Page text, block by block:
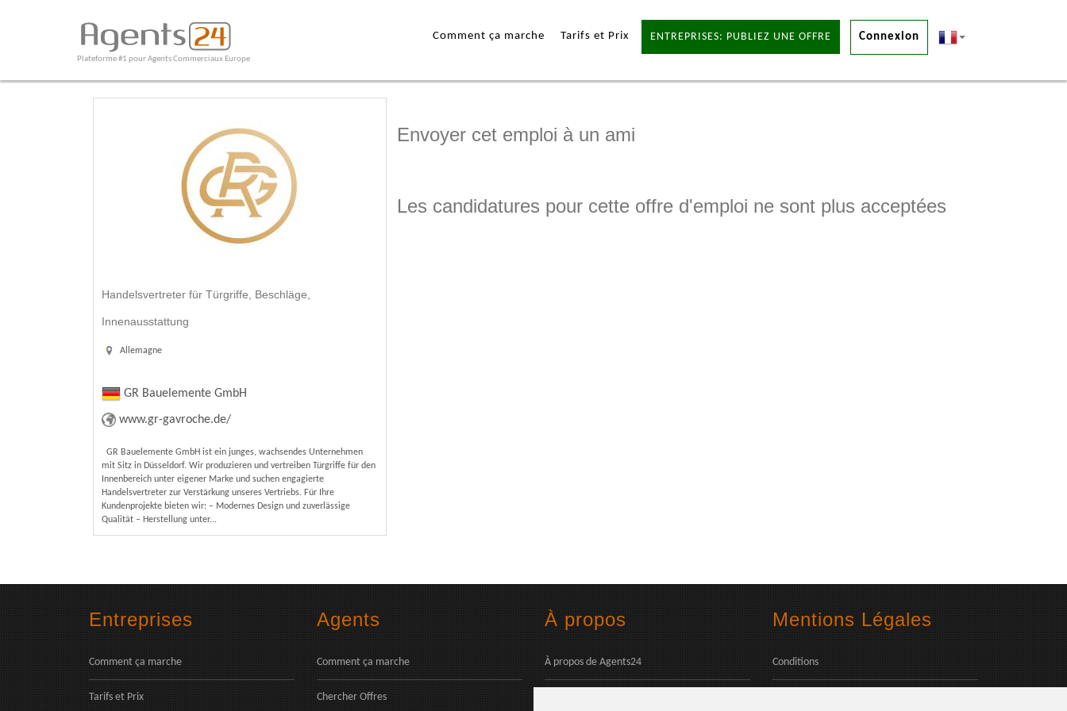
Plateforme #1 pour Agents Commerciaux Europe
Comment ça marche Tarifs et Prix ENTREPRISES: PUBLIEZ UNE OFFRE Connexion
Handelsvertreter für Türgriffe, Beschläge,
Innenausstattung
Allemagne
GR Bauelemente GmbH
www.gr-gavroche.de/
GR Bauelemente GmbH ist ein junges, wachsendes Unternehmen
mit Sitz in Düsseldorf. Wir produzieren und vertreiben Türgriffe für den
Innenbereich unter eigener Marke und suchen engagierte
Handelsvertreter zur Verstärkung unseres Vertriebs. Für Ihre
Kundenprojekte bieten wir: – Modernes Design und zuverlässige
Qualität – Herstellung unter...
Envoyer cet emploi à un ami
Les candidatures pour cette offre d'emploi ne sont plus acceptées
Entreprises
Comment ça marche
Tarifs et Prix
Agents
Comment ça marche
Chercher Offres
À propos
À propos de Agents24
Mentions Légales
Conditions